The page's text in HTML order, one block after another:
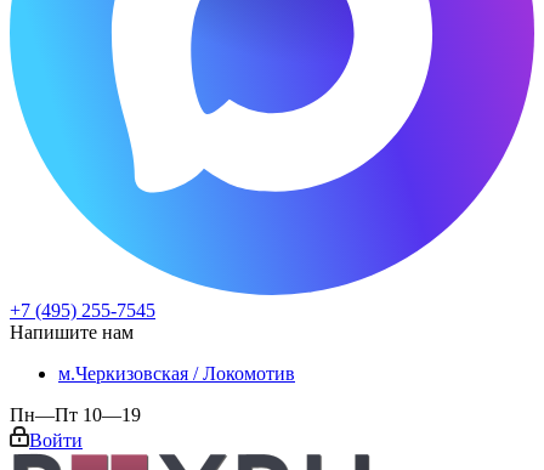
+7 (495) 255-7545
Напишите нам
м.Черкизовская / Локомотив
Пн—Пт 10—19
Войти